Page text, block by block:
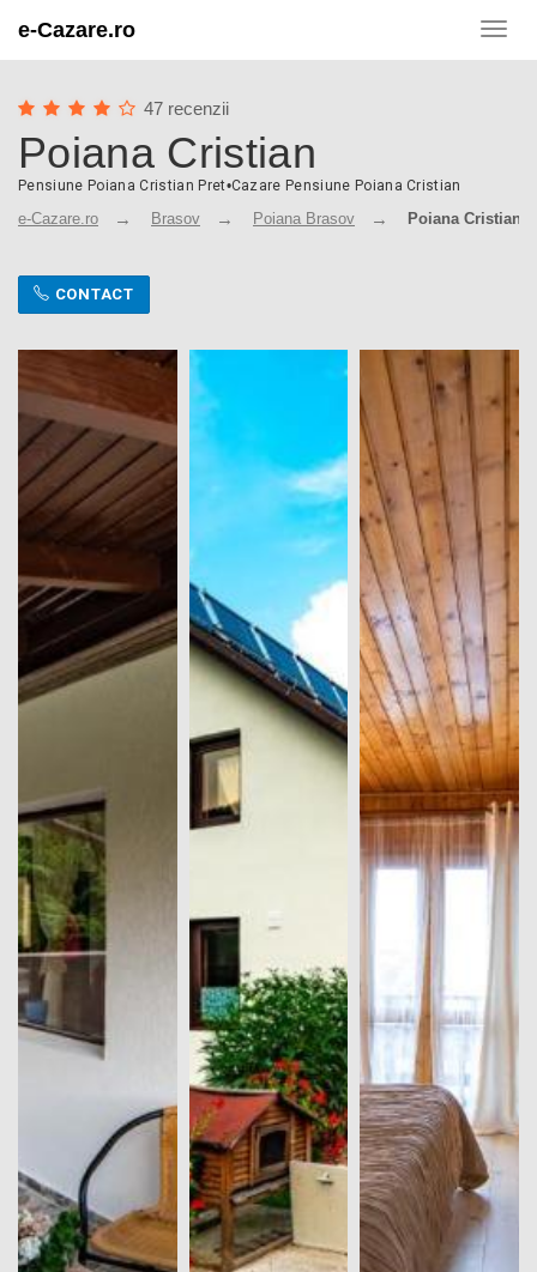
e-Cazare.ro
47 recenzii
Poiana Cristian
Pensiune Poiana Cristian Pret•Cazare Pensiune Poiana Cristian
e-Cazare.ro Brasov Poiana Brasov Poiana Cristian
CONTACT